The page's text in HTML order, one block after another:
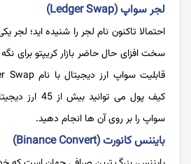
لجر سواپ (Ledger Swap)
احتمالا تاکنون نام لجر را شنیده اید؛
سخت افزای حال حاضر بازار کریپتو برای
کیف پول می
سواپ را بر روی آن ها انجام دهید.
بایننس کانورت (Binance Convert)